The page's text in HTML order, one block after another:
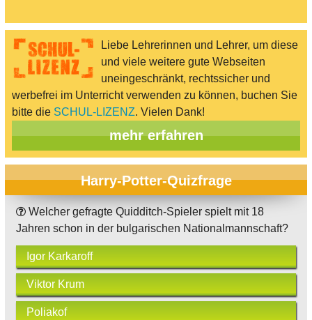
Liebe Lehrerinnen und Lehrer, um diese
und viele weitere gute Webseiten
uneingeschränkt, rechtssicher und
werbefrei im Unterricht verwenden zu können, buchen Sie
bitte die SCHUL-LIZENZ. Vielen Dank!
mehr erfahren
Harry-Potter-Quizfrage
Welcher gefragte Quidditch-Spieler spielt mit 18
Jahren schon in der bulgarischen Nationalmannschaft?
Igor Karkaroff
Viktor Krum
Poliakof